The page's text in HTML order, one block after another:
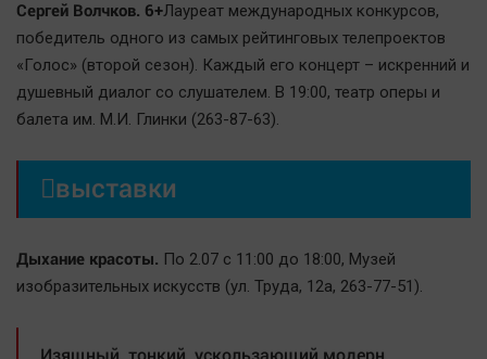
Сергей Волчков. 6+Лауреат международных конкурсов,
победитель одного из самых рейтинговых телепроектов
«Голос» (второй сезон). Каждый его концерт – искренний и
душевный диалог со слушателем. В 19:00, театр оперы и
балета им. М.И. Глинки (263-87-63).
выставки
Дыхание красоты. По 2.07 с 11:00 до 18:00, Mузей
изобразительных искусств (ул. Труда, 12а, 263-77-51).
Изящный, тонкий, ускользающий модерн,